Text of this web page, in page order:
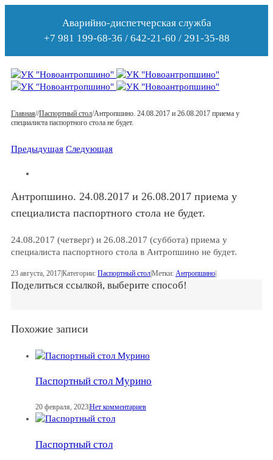
Аварийно-диспетчерская служба
+7 981 199-68-36 / 642-21-60 / 291-35-88
Главная//Паспортный стол/Антропшино. 24.08.2017 и 26.08.2017 приема у
специалиста паспортного стола не будет.
Предыдущая Следующая
Антропшино. 24.08.2017 и 26.08.2017 приема у
специалиста паспортного стола не будет.
24.08.2017 (четверг) и 26.08.2017 (суббота) приема у
специалиста паспортного стола в Антропшино не будет.
23 августа, 2017|Категории: Паспортный стол|Метки: Антропшино|
Поделиться ссылкой, выберите способ!
Похожие записи
Паспортный стол Мурино
20 февраля, 2023Нет комментариев
Паспортный стол